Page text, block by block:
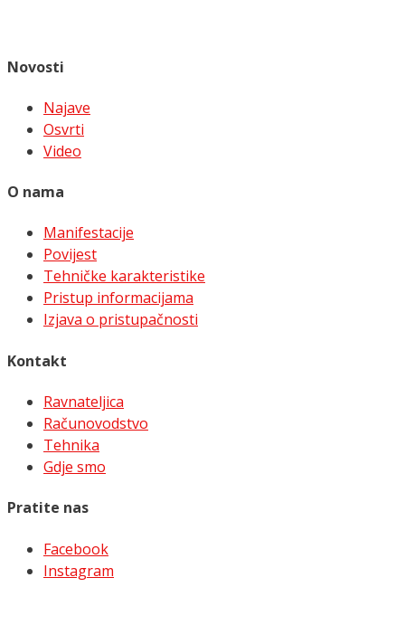
Novosti
Najave
Osvrti
Video
O nama
Manifestacije
Povijest
Tehničke karakteristike
Pristup informacijama
Izjava o pristupačnosti
Kontakt
Ravnateljica
Računovodstvo
Tehnika
Gdje smo
Pratite nas
Facebook
Instagram